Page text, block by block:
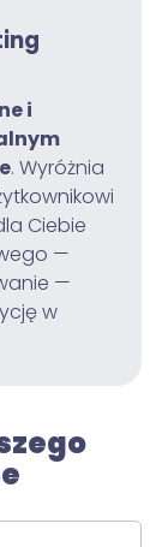
i
. Wyróżnia
Ciebie
—
—
w